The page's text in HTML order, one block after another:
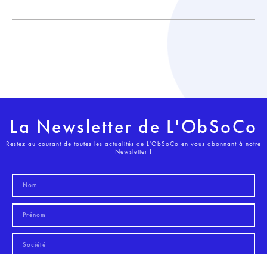
La Newsletter de L'ObSoCo
Restez au courant de toutes les actualités de L'ObSoCo en vous abonnant à notre
Newsletter !